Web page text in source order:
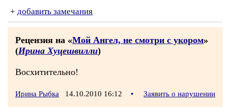
+ добавить замечания
Рецензия на «Мой Ангел, не смотри с укором»
(Ирина Хуцешвилли)
Восхитительно!
Ирина Рыбка 14.10.2010 16:12 • Заявить о нарушении